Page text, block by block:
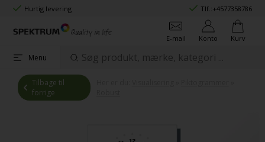
Hurtig levering Tlf.:+4577358786
E-mail Konto Kurv
Menu
Tilbage til
forrige